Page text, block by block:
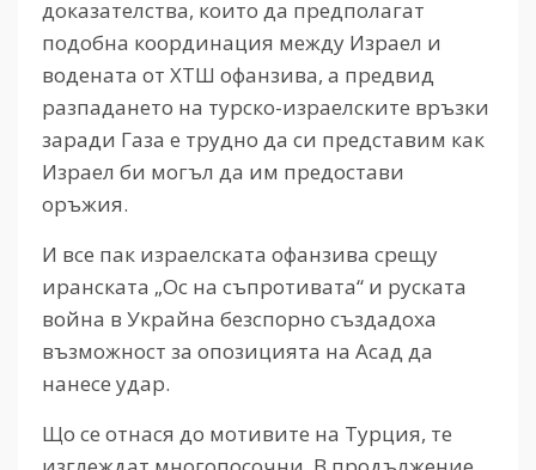
доказателства, които да предполагат
подобна координация между Израел и
водената от ХТШ офанзива, а предвид
разпадането на турско-израелските връзки
заради Газа е трудно да си представим как
Израел би могъл да им предостави
оръжия.
И все пак израелската офанзива срещу
иранската „Ос на съпротивата“ и руската
война в Украйна безспорно създадоха
възможност за опозицията на Асад да
нанесе удар.
Що се отнася до мотивите на Турция, те